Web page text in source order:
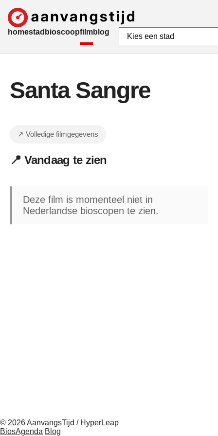
homestad bioscoopfilmblog
Santa Sangre
↗ Volledige filmgegevens
📍 Vandaag te zien
Deze film is momenteel niet in
Nederlandse bioscopen te zien.
© 2026 AanvangsTijd / HyperLeap
BiosAgenda Blog